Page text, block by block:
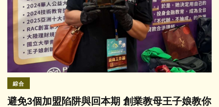
綜合
避免3個加盟陷阱與回本期 創業教母王子娘教你